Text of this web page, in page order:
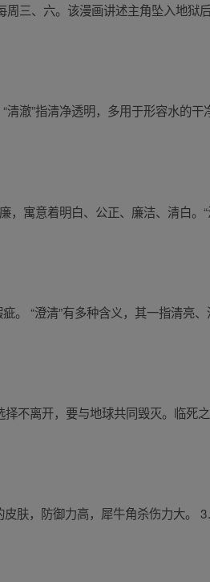
三、六。该漫画讲述主角坠入地狱
澈”指清净透明，多用于形容水的干
，寓意着明白、公正、廉洁、清白。
。 “澄清”有多种含义，其一指清亮、
不离开，要与地球共同毁灭。临死
肤，防御力高，犀牛角杀伤力大。